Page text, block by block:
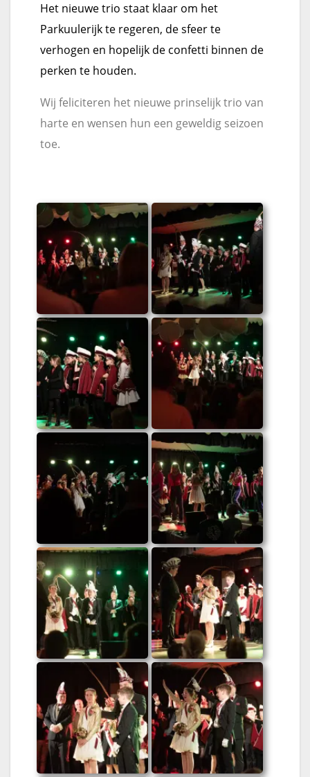
Het nieuwe trio staat klaar om het
Parkuulerijk te regeren, de sfeer te
verhogen en hopelijk de confetti binnen de
perken te houden.
Wij feliciteren het nieuwe prinselijk trio van
harte en wensen hun een geweldig seizoen
toe.